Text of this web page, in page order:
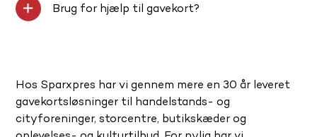
Brug for hjælp til gavekort?
Hos Sparxpres har vi gennem mere en 30 år leveret
gavekortsløsninger til handelstands- og
cityforeninger, storcentre, butikskæder og